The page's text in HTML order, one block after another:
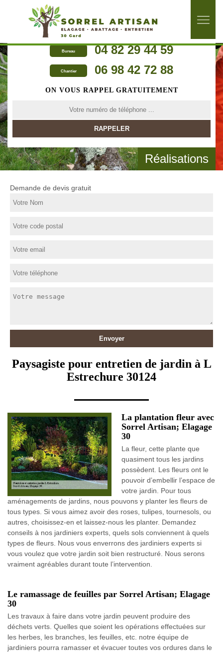
Bureau 04 82 29 44 59
Chantier 06 98 42 72 88
ON VOUS RAPPEL GRATUITEMENT
Réalisations
Demande de devis gratuit
Paysagiste pour entretien de jardin à L
Estrechure 30124
La plantation fleur avec
Sorrel Artisan; Elagage
30
La fleur, cette plante que
quasiment tous les jardins
possèdent. Les fleurs ont le
pouvoir d’embellir l’espace de
votre jardin. Pour tous
aménagements de jardins, nous pouvons y planter les fleurs de
tous types. Si vous aimez avoir des roses, tulipes, tournesols, ou
autres, choisissez-en et laissez-nous les planter. Demandez
conseils à nos jardiniers experts, quels sols conviennent à quels
types de fleurs. Nous vous enverrons des jardiniers experts si
vous voulez que votre jardin soit bien restructuré. Nous serons
vraiment agréables durant toute l’intervention.
Le ramassage de feuilles par Sorrel Artisan; Elagage
30
Les travaux à faire dans votre jardin peuvent produire des
déchets verts. Quelles que soient les opérations effectuées sur
les herbes, les branches, les feuilles, etc. notre équipe de
jardiniers pourra ramasser et évacuer toutes vos ordures dans le